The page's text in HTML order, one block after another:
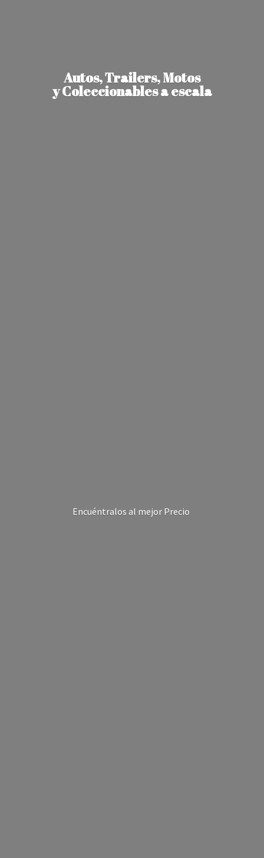
Autos, Trailers, Motos
y Coleccionablesa escala
Encuéntralos al mejor Precio